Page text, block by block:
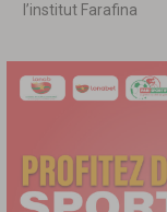
l’institut Farafina